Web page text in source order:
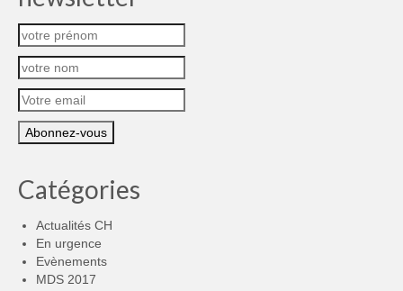
Catégories
Actualités CH
En urgence
Evènements
MDS 2017